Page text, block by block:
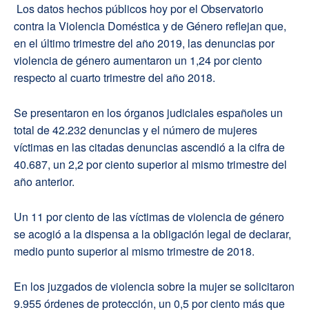
Los datos hechos públicos hoy por el Observatorio
contra la Violencia Doméstica y de Género reflejan que,
en el último trimestre del año 2019, las denuncias por
violencia de género aumentaron un 1,24 por ciento
respecto al cuarto trimestre del año 2018.
Se presentaron en los órganos judiciales españoles un
total de 42.232 denuncias y el número de mujeres
víctimas en las citadas denuncias ascendió a la cifra de
40.687, un 2,2 por ciento superior al mismo trimestre del
año anterior.
Un 11 por ciento de las víctimas de violencia de género
se acogió a la dispensa a la obligación legal de declarar,
medio punto superior al mismo trimestre de 2018.
En los juzgados de violencia sobre la mujer se solicitaron
9.955 órdenes de protección, un 0,5 por ciento más que